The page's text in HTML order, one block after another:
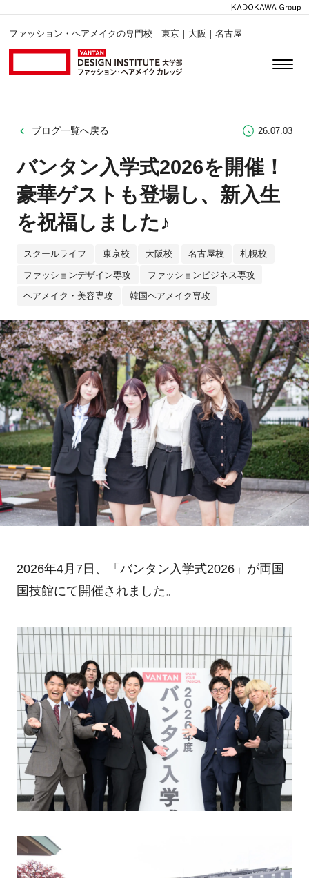
ファッション・ヘアメイクの専門校 東京｜大阪｜名古屋
ブログ一覧へ戻る 26.07.03
バンタン入学式2026を開催！
豪華ゲストも登場し、新入生
を祝福しました♪
スクールライフ 東京校 大阪校 名古屋校 札幌校
ファッションデザイン専攻 ファッションビジネス専攻
ヘアメイク・美容専攻 韓国ヘアメイク専攻
2026年4月7日、「バンタン入学式2026」が両国
国技館にて開催されました。